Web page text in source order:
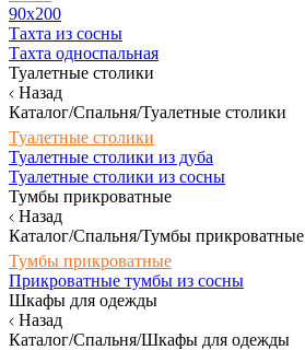
90х200
Тахта из сосны
Тахта односпальная
Туалетные столики
Назад
Каталог/Спальня/Туалетные столики
Туалетные столики
Туалетные столики из дуба
Туалетные столики из сосны
Тумбы прикроватные
Назад
Каталог/Спальня/Тумбы прикроватные
Тумбы прикроватные
Прикроватные тумбы из сосны
Шкафы для одежды
Назад
Каталог/Спальня/Шкафы для одежды